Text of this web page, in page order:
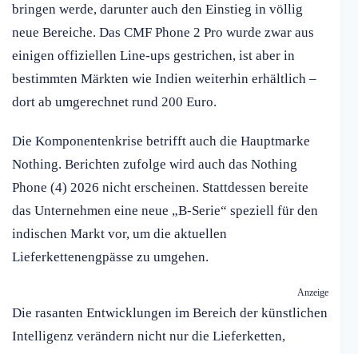
bringen werde, darunter auch den Einstieg in völlig
neue Bereiche. Das CMF Phone 2 Pro wurde zwar aus
einigen offiziellen Line-ups gestrichen, ist aber in
bestimmten Märkten wie Indien weiterhin erhältlich –
dort ab umgerechnet rund 200 Euro.
Die Komponentenkrise betrifft auch die Hauptmarke
Nothing. Berichten zufolge wird auch das Nothing
Phone (4) 2026 nicht erscheinen. Stattdessen bereite
das Unternehmen eine neue „B-Serie“ speziell für den
indischen Markt vor, um die aktuellen
Lieferkettenengpässe zu umgehen.
Anzeige
Die rasanten Entwicklungen im Bereich der künstlichen
Intelligenz verändern nicht nur die Lieferketten,